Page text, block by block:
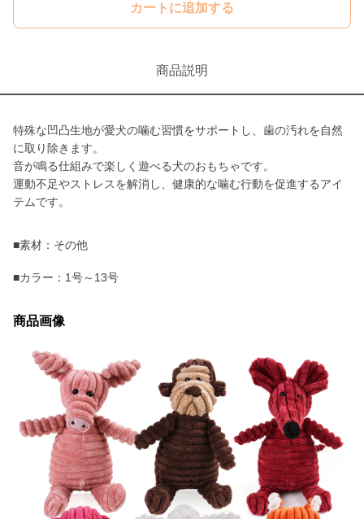
カートに追加する
商品説明
特殊な凹凸生地が愛犬の噛む習慣をサポートし、歯の汚れを自然
に取り除きます。
音が鳴る仕組みで楽しく遊べる犬のおもちゃです。
運動不足やストレスを解消し、健康的な噛む行動を促進するアイ
テムです。
■素材：その他
■カラー：1号～13号
商品画像